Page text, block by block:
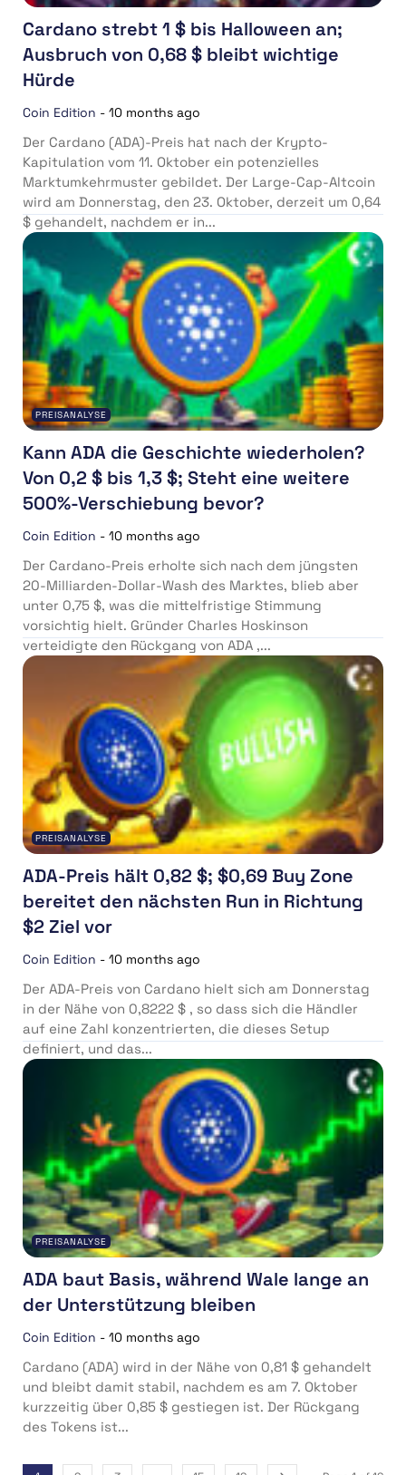
Cardano strebt 1 $ bis Halloween an;
Ausbruch von 0,68 $ bleibt wichtige
Hürde
Coin Edition - 10 months ago
Der Cardano (ADA)-Preis hat nach der Krypto-
Kapitulation vom 11. Oktober ein potenzielles
Marktumkehrmuster gebildet. Der Large-Cap-Altcoin
wird am Donnerstag, den 23. Oktober, derzeit um 0,64
$ gehandelt, nachdem er in...
PREISANALYSE
Kann ADA die Geschichte wiederholen?
Von 0,2 $ bis 1,3 $; Steht eine weitere
500%-Verschiebung bevor?
Coin Edition - 10 months ago
Der Cardano-Preis erholte sich nach dem jüngsten
20-Milliarden-Dollar-Wash des Marktes, blieb aber
unter 0,75 $, was die mittelfristige Stimmung
vorsichtig hielt. Gründer Charles Hoskinson
verteidigte den Rückgang von ADA ,...
PREISANALYSE
ADA-Preis hält 0,82 $; $0,69 Buy Zone
bereitet den nächsten Run in Richtung
$2 Ziel vor
Coin Edition - 10 months ago
Der ADA-Preis von Cardano hielt sich am Donnerstag
in der Nähe von 0,8222 $ , so dass sich die Händler
auf eine Zahl konzentrierten, die dieses Setup
definiert, und das...
PREISANALYSE
ADA baut Basis, während Wale lange an
der Unterstützung bleiben
Coin Edition - 10 months ago
Cardano (ADA) wird in der Nähe von 0,81 $ gehandelt
und bleibt damit stabil, nachdem es am 7. Oktober
kurzzeitig über 0,85 $ gestiegen ist. Der Rückgang
des Tokens ist...